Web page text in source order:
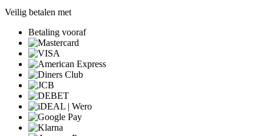
Veilig betalen met
Betaling vooraf